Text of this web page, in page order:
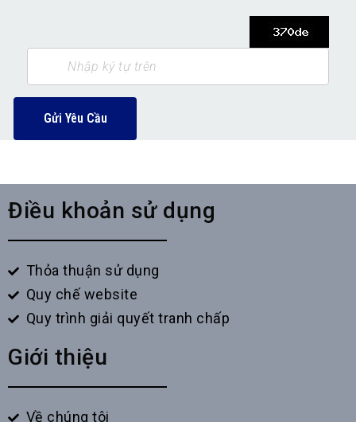
Gửi Yêu Cầu
Điều khoản sử dụng
Thỏa thuận sử dụng
Quy chế website
Quy trình giải quyết tranh chấp
Giới thiệu
Về chúng tôi